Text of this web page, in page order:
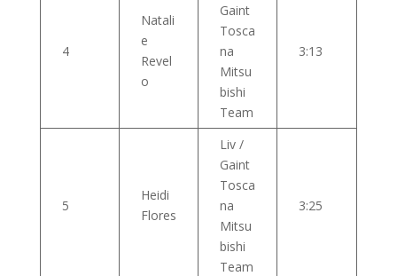
4
Natali
e
Revel
o
Gaint
Tosca
na
Mitsu
bishi
Team
3:13
5
Heidi
Flores
Liv /
Gaint
Tosca
na
Mitsu
bishi
Team
3:25